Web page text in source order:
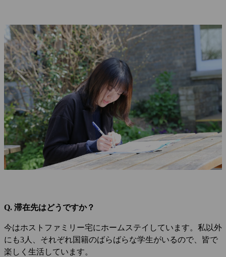
Q. 滞在先はどうですか？
今はホストファミリー宅にホームステイしています。私以外
にも3人、それぞれ国籍のばらばらな学生がいるので、皆で
楽しく生活しています。